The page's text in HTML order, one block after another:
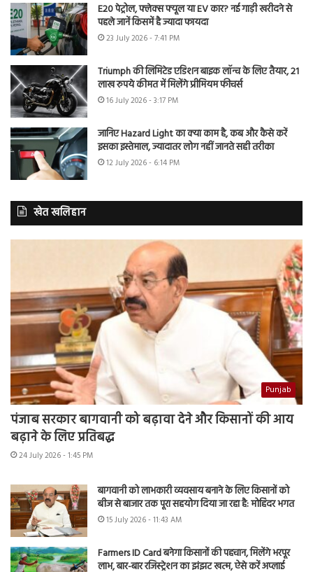
E20 पेट्रोल, फ्लेक्स फ्यूल या EV कार? नई गाड़ी खरीदने से
पहले जानें किसमें है ज्यादा फायदा
23 July 2026 - 7:41 PM
Triumph की लिमिटेड एडिशन बाइक लॉन्च के लिए तैयार, 21
लाख रुपये कीमत में मिलेंगे प्रीमियम फीचर्स
16 July 2026 - 3:17 PM
जानिए Hazard Light का क्या काम है, कब और कैसे करें
इसका इस्तेमाल, ज्यादातर लोग नहीं जानते सही तरीका
12 July 2026 - 6:14 PM
खेत खलिहान
Punjab
पंजाब सरकार बागवानी को बढ़ावा देने और किसानों की आय
बढ़ाने के लिए प्रतिबद्ध
24 July 2026 - 1:45 PM
बागवानी को लाभकारी व्यवसाय बनाने के लिए किसानों को
बीज से बाजार तक पूरा सहयोग दिया जा रहा है: मोहिंदर भगत
15 July 2026 - 11:43 AM
Farmers ID Card बनेगा किसानों की पहचान, मिलेंगे भरपूर
लाभ, बार-बार रजिस्ट्रेशन का झंझट खत्म, ऐसे करें अप्लाई